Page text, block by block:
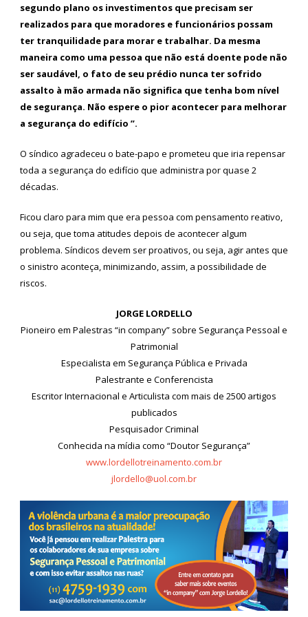
segundo plano os investimentos que precisam ser
realizados para que moradores e funcionários possam
ter tranquilidade para morar e trabalhar. Da mesma
maneira como uma pessoa que não está doente pode não
ser saudável, o fato de seu prédio nunca ter sofrido
assalto à mão armada não significa que tenha bom nível
de segurança. Não espere o pior acontecer para melhorar
a segurança do edifício ”.
O síndico agradeceu o bate-papo e prometeu que iria repensar
toda a segurança do edifício que administra por quase 2
décadas.
Ficou claro para mim que era pessoa com pensamento reativo,
ou seja, que toma atitudes depois de acontecer algum
problema. Síndicos devem ser proativos, ou seja, agir antes que
o sinistro aconteça, minimizando, assim, a possibilidade de
riscos.
JORGE LORDELLO
Pioneiro em Palestras “in company” sobre Segurança Pessoal e
Patrimonial
Especialista em Segurança Pública e Privada
Palestrante e Conferencista
Escritor Internacional e Articulista com mais de 2500 artigos
publicados
Pesquisador Criminal
Conhecida na mídia como “Doutor Segurança”
www.lordellotreinamento.com.br
jlordello@uol.com.br